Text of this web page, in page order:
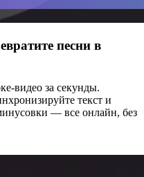
песни в
видео за секунды.
текст и
— все онлайн, без